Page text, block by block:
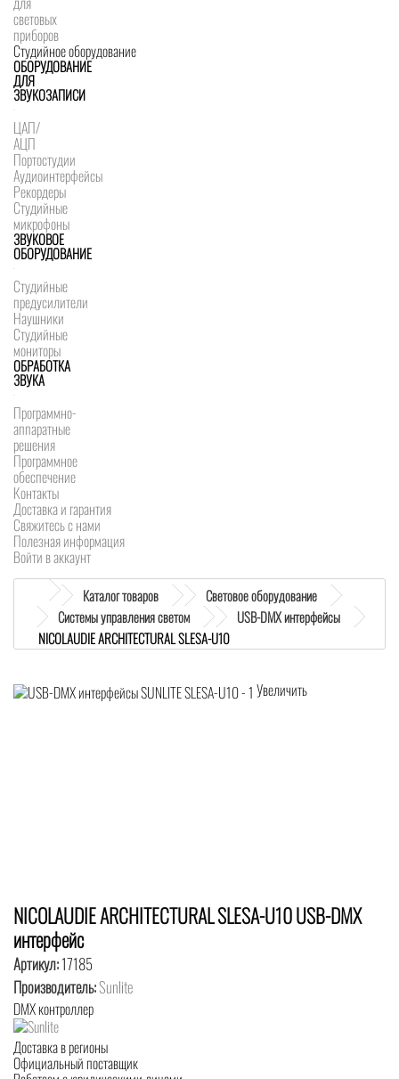
световых
приборов
Студийное оборудование
ОБОРУДОВАНИЕ
ДЛЯ
ЗВУКОЗАПИСИ
ЦАП/
АЦП
Портостудии
Аудиоинтерфейсы
Рекордеры
Студийные
микрофоны
ЗВУКОВОЕ
ОБОРУДОВАНИЕ
Студийные
предусилители
Наушники
Студийные
мониторы
ОБРАБОТКА
ЗВУКА
Программно-
аппаратные
решения
Программное
обеспечение
Контакты
Доставка и гарантия
Свяжитесь с нами
Полезная информация
Войти в аккаунт
Каталог товаров
Световое оборудование
Системы управления светом
USB-DMX интерфейсы
NICOLAUDIE ARCHITECTURAL SLESA-U10
Увеличить
NICOLAUDIE ARCHITECTURAL SLESA-U10 USB-DMX
интерфейс
Артикул:17185
Производитель:Sunlite
DMX контроллер
Доставка в регионы
Официальный поставщик